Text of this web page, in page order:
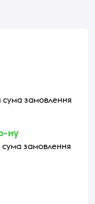
сума замовлення
ну
сума замовлення